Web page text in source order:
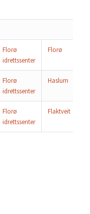
Florø
idrettssenter
Florø
Florø
idrettssenter
Haslum
Florø
idrettssenter
Flaktveit